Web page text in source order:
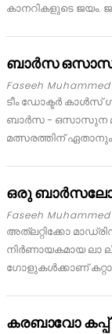
കാനറികളുടെ ജയം.
ബാർസ ഒസാസുന
Faseeh Muhammed
ടീം ഡോക്ടർ കാൾസ്
ബാർസ - ഒസാസുന
മത്സരത്തിന്
ഒരു
Faseeh Muhammed
അത്ലറ്റിക്കോ
നിർണായകമായ ലാ
ഗോളുകൾക്കാണ്
കരബാവോ കപ്പ്